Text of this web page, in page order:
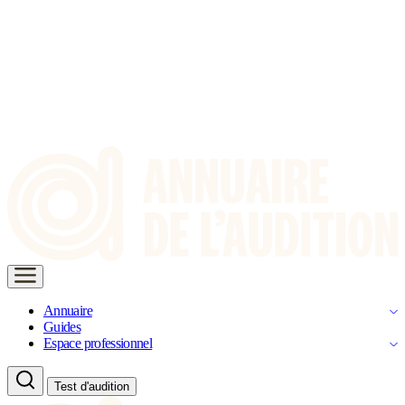
Annuaire
Guides
Espace professionnel
Test d'audition